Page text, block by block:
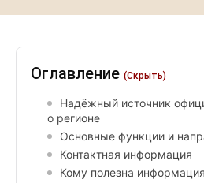
Оглавление (Скрыть)
Надёжный источник
о регионе
Основные функции и
Контактная информация
Кому полезна